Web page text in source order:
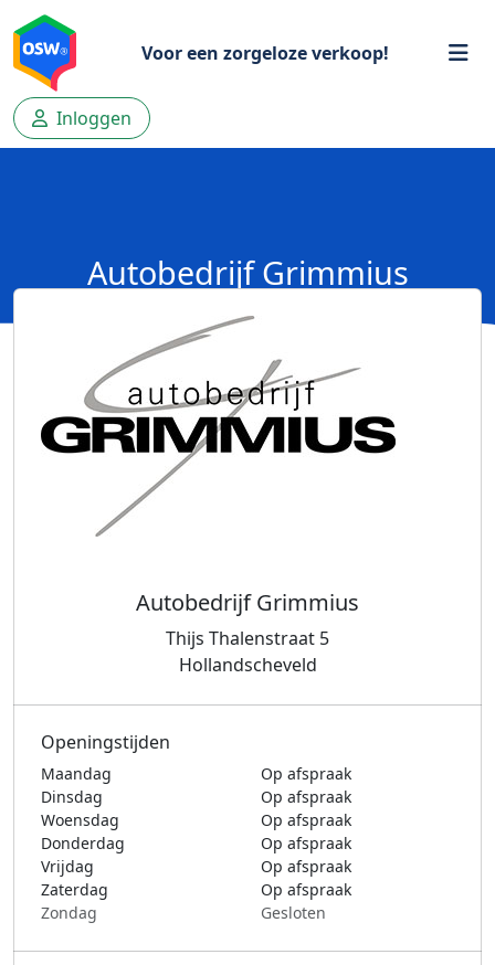
Voor een zorgeloze verkoop!
Inloggen
Autobedrijf Grimmius
Autobedrijf Grimmius
Thijs Thalenstraat 5
Hollandscheveld
Openingstijden
Maandag
Op afspraak
Dinsdag
Op afspraak
Woensdag
Op afspraak
Donderdag
Op afspraak
Vrijdag
Op afspraak
Zaterdag
Op afspraak
Zondag
Gesloten